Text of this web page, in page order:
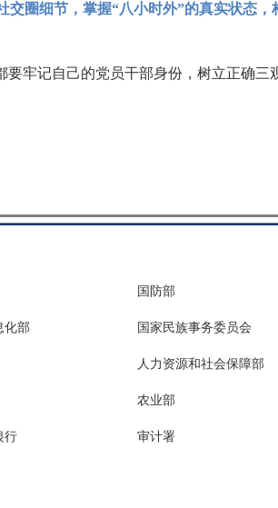
圈细节，掌握“八小时外”的真实状态，
牢记自己的党员干部身份，树立正确三
国防部
化部 国家民族事务委员会
人力资源和社会保障部
农业部
行 审计署